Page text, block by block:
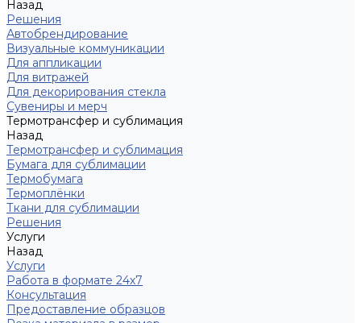
Назад
Решения
Автобрендирование
Визуальные коммуникации
Для аппликации
Для витражей
Для декорирования стекла
Сувениры и мерч
Термотрансфер и сублимация
Назад
Термотрансфер и сублимация
Бумага для сублимации
Термобумага
Термоплёнки
Ткани для сублимации
Решения
Услуги
Назад
Услуги
Работа в формате 24х7
Консультация
Предоставление образцов